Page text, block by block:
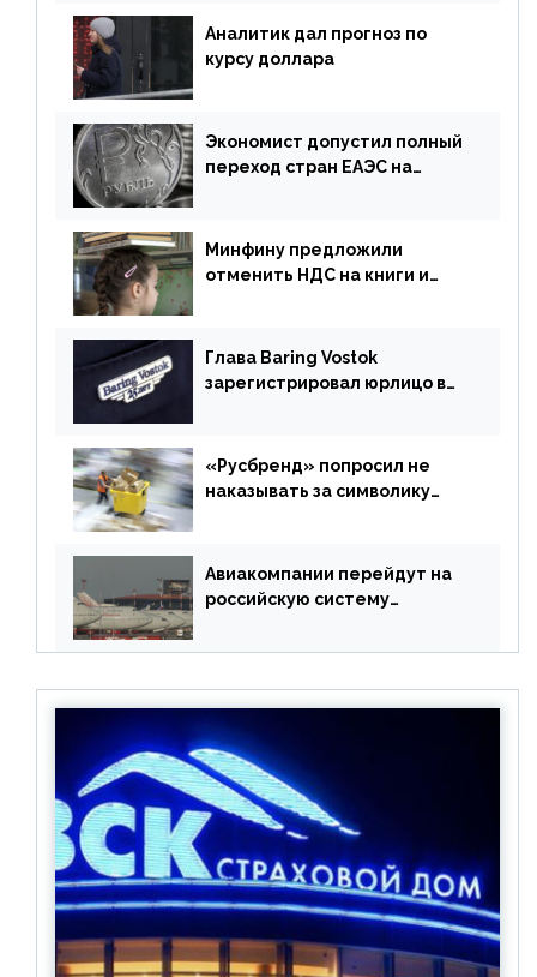
Аналитик дал прогноз по
курсу доллара
Экономист допустил полный
переход стран ЕАЭС на
Минфину предложили
отменить НДС на книги и
Глава Baring Vostok
зарегистрировал юрлицо в
«Русбренд» попросил не
наказывать за символику
Авиакомпании перейдут на
российскую систему